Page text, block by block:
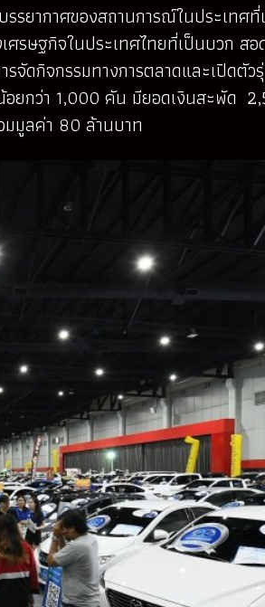
รยากาศของสถานการณ์ในประเทศที่
ศรษฐกิจในประเทศไทยที่เป็นบวก ส
จัดกิจกรรมทางการตลาดและเปิดตั
ยกว่า 1,000 คัน มียอดเงินสะพัด
มูลค่า 80 ล้านบาท